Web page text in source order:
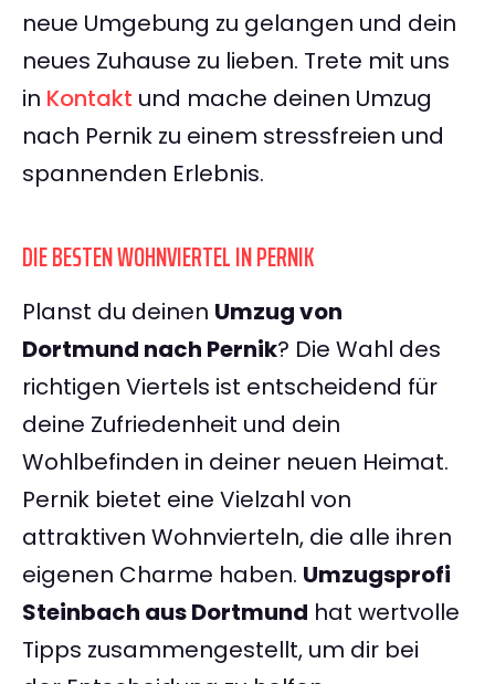
neue Umgebung zu gelangen und dein
neues Zuhause zu lieben. Trete mit uns
in Kontakt und mache deinen Umzug
nach Pernik zu einem stressfreien und
spannenden Erlebnis.
DIE BESTEN WOHNVIERTEL IN PERNIK
Planst du deinen Umzug von
Dortmund nach Pernik? Die Wahl des
richtigen Viertels ist entscheidend für
deine Zufriedenheit und dein
Wohlbefinden in deiner neuen Heimat.
Pernik bietet eine Vielzahl von
attraktiven Wohnvierteln, die alle ihren
eigenen Charme haben. Umzugsprofi
Steinbach aus Dortmund hat wertvolle
Tipps zusammengestellt, um dir bei